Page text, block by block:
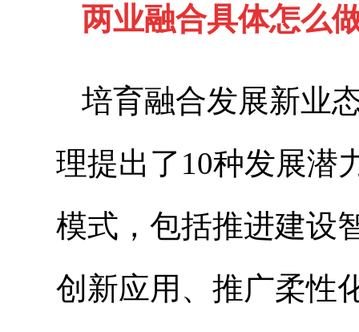
两业融合具体怎么
培育融合发展新业
理提出了 10种发展潜
模式，包括推进建设
创新应用、推广柔性